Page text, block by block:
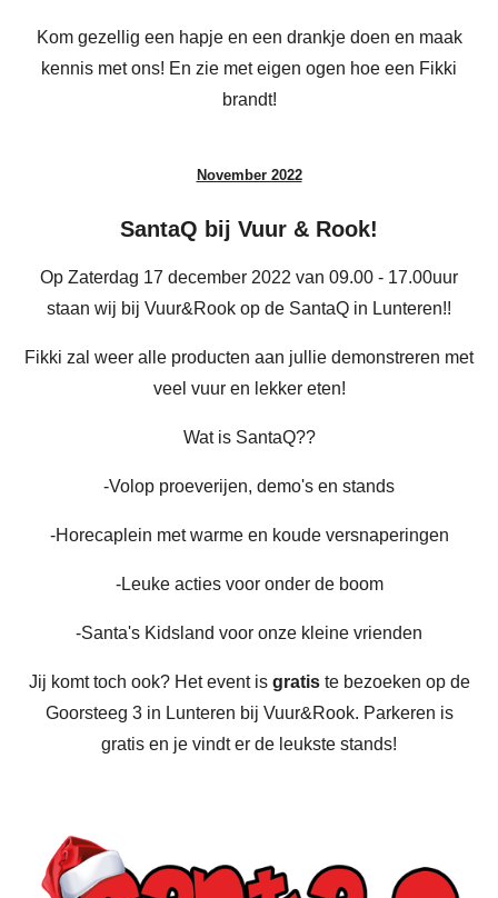
Kom gezellig een hapje en een drankje doen en maak
kennis met ons! En zie met eigen ogen hoe een Fikki
brandt!
November 2022
SantaQ bij Vuur & Rook!
Op Zaterdag 17 december 2022 van 09.00 - 17.00uur
staan wij bij Vuur&Rook op de SantaQ in Lunteren!!
Fikki zal weer alle producten aan jullie demonstreren met
veel vuur en lekker eten!
Wat is SantaQ??
-Volop proeverijen, demo's en stands
-Horecaplein met warme en koude versnaperingen
-Leuke acties voor onder de boom
-Santa's Kidsland voor onze kleine vrienden
Jij komt toch ook? Het event is gratis te bezoeken op de
Goorsteeg 3 in Lunteren bij Vuur&Rook. Parkeren is
gratis en je vindt er de leukste stands!